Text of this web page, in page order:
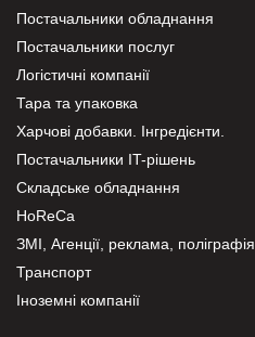
Постачальники обладнання
Постачальники послуг
Логістичні компанії
Тара та упаковка
Харчові добавки. Інгредієнти.
Постачальники IT-рішень
Складське обладнання
HoReCa
ЗМІ, Агенції, реклама, поліграфія
Транспорт
Іноземні компанії